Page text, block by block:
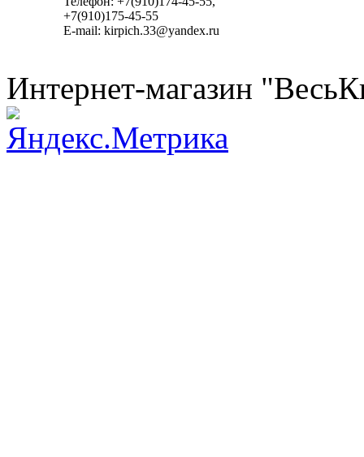
+7(910)175-45-55
E-mail: kirpich.33@yandex.ru
Интернет-магазин